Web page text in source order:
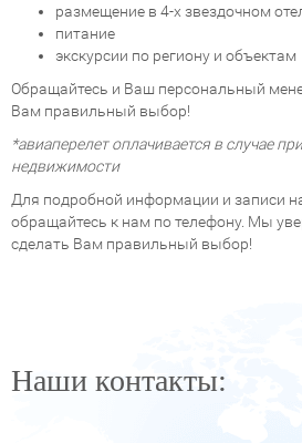
размещение в 4-х звездочном
питание
экскурсии по региону и объектам
Обращайтесь и Ваш персональный
Вам правильный выбор!
*авиаперелет оплачивается в случае
недвижимости
Для подробной информации и записи
обращайтесь к нам по телефону. Мы
сделать Вам правильный выбор!
Наши контакты: